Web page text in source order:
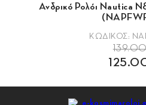
Ανδρικό Ρολόι Nautica N83
(NAPFWF113)
ΚΩΔΙΚΟΣ:
139.00€
125.00€